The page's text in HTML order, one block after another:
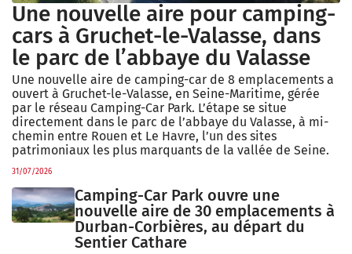
Une nouvelle aire pour camping-
cars à Gruchet-le-Valasse, dans
le parc de l’abbaye du Valasse
Une nouvelle aire de camping-car de 8 emplacements a
ouvert à Gruchet-le-Valasse, en Seine-Maritime, gérée
par le réseau Camping-Car Park. L’étape se situe
directement dans le parc de l’abbaye du Valasse, à mi-
chemin entre Rouen et Le Havre, l’un des sites
patrimoniaux les plus marquants de la vallée de Seine.
31/07/2026
Camping-Car Park ouvre une
nouvelle aire de 30 emplacements à
Durban-Corbières, au départ du
Sentier Cathare